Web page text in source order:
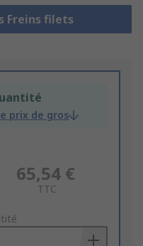
Freins filets
prix de gros
65,54 €
TTC